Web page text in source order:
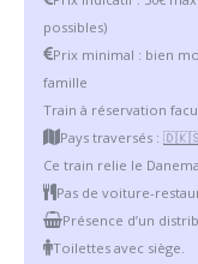
possibles)
Prix minimal : bien
famille
Train à réservation
Pays traversés :🇩🇰
Ce train relie le
Pas de voiture-
Présence d’un
Toilettes avec siège.